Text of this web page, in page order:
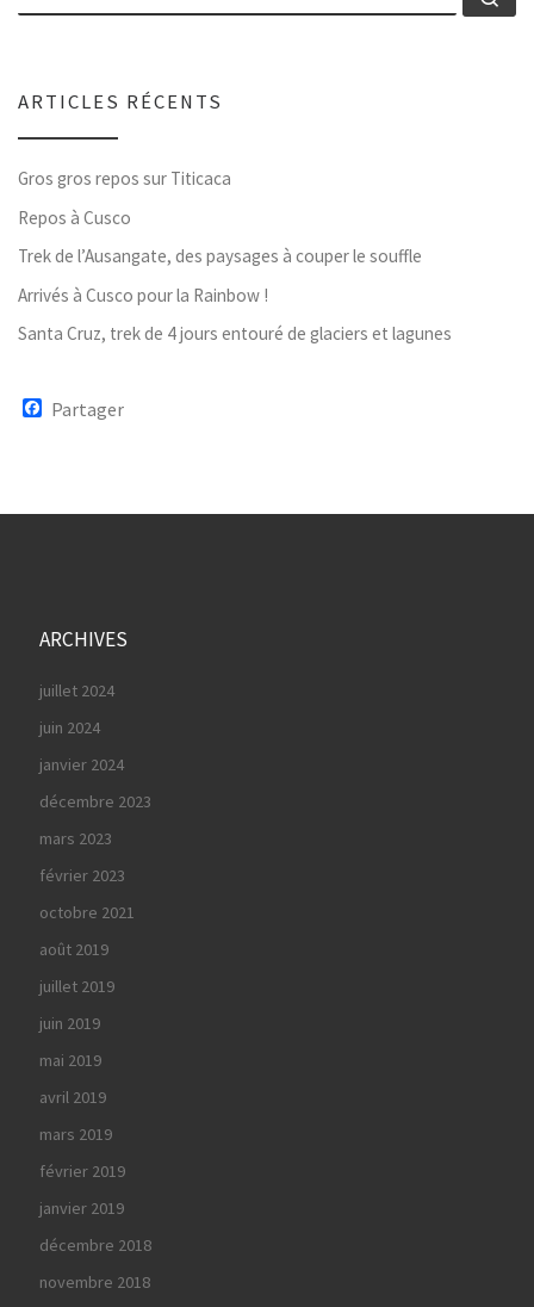
ARTICLES RÉCENTS
Gros gros repos sur Titicaca
Repos à Cusco
Trek de l’Ausangate, des paysages à couper le souffle
Arrivés à Cusco pour la Rainbow !
Santa Cruz, trek de 4 jours entouré de glaciers et lagunes
o
Partager
ARCHIVES
juillet 2024
juin 2024
janvier 2024
décembre 2023
mars 2023
février 2023
octobre 2021
août 2019
juillet 2019
juin 2019
mai 2019
avril 2019
mars 2019
février 2019
janvier 2019
décembre 2018
novembre 2018